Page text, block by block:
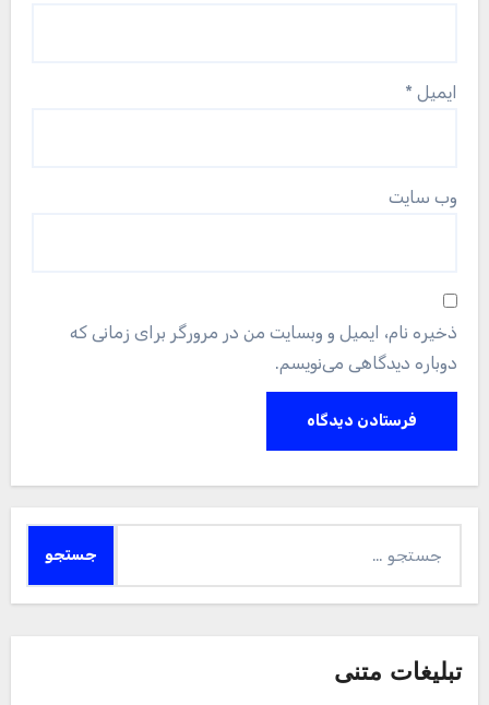
ایمیل *
وب‌ سایت
ذخیره نام، ایمیل و وبسایت من در مرورگر برای زمانی که
دوباره دیدگاهی می‌نویسم.
برای:
تبلیغات متنی